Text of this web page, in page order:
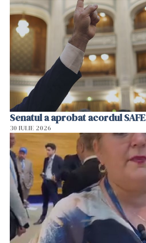
Senatul a aprobat acordul SAFE
30 IULIE 2026